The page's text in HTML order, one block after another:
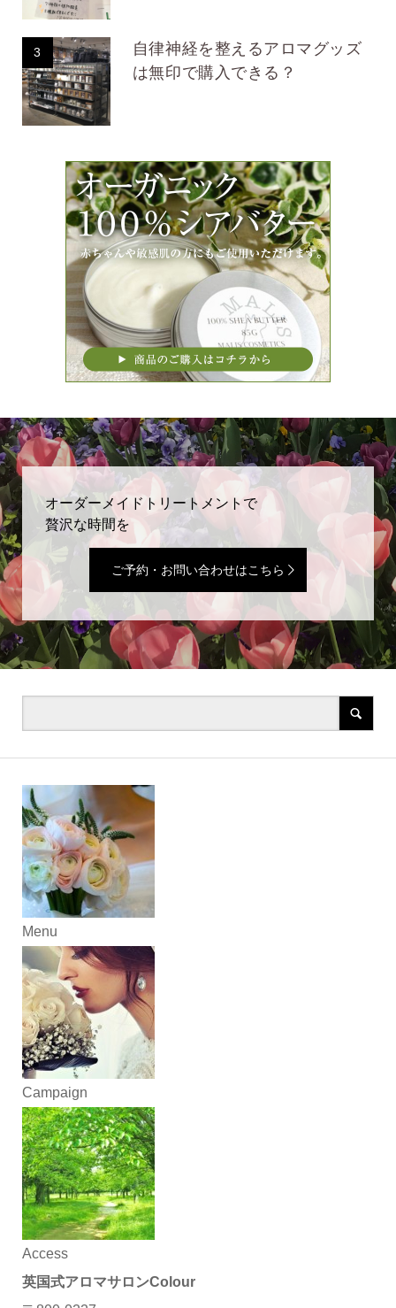
3
自律神経を整えるアロマグッズ
は無印で購入できる？
オーダーメイドトリートメントで
贅沢な時間を
ご予約・お問い合わせはこちら
Menu
Campaign
Access
英国式アロマサロンColour